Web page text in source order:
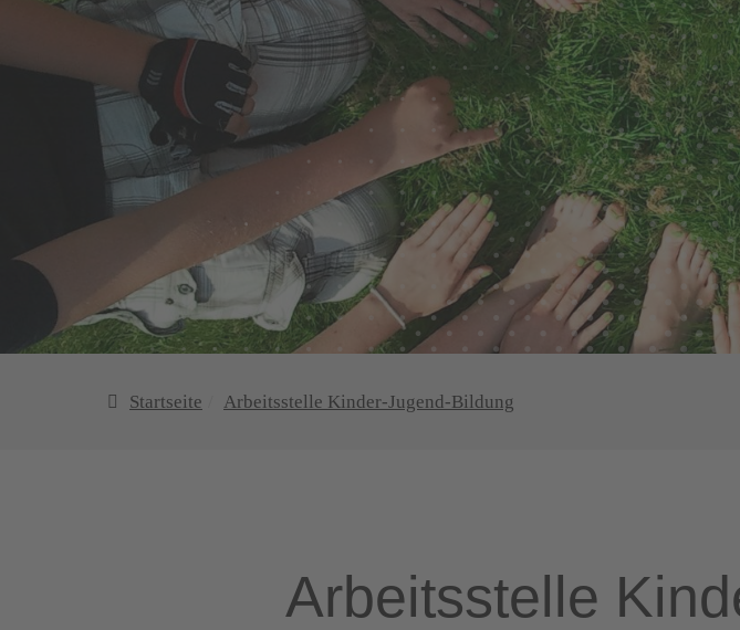
Startseite Arbeitsstelle Kinder-Jugend-Bildung
Arbeitsstelle